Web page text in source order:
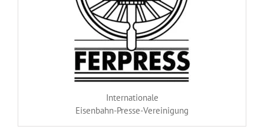
Internationale
Eisenbahn-Presse-Vereinigung